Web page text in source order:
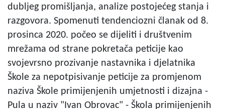
dubljeg promišljanja, analize postojećeg stanja i
razgovora. Spomenuti tendenciozni članak od 8.
prosinca 2020. počeo se dijeliti i društvenim
mrežama od strane pokretača peticije kao
svojevrsno prozivanje nastavnika i djelatnika
Škole za nepotpisivanje peticije za promjenom
naziva Škole primijenjenih umjetnosti i dizajna -
Pula u naziv "Ivan Obrovac" - Škola primijenjenih